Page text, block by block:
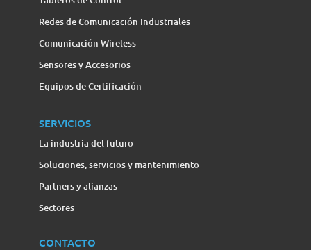
Redes de Comunicación Industriales
Comunicación Wireless
Sensores y Accesorios
Equipos de Certificación
SERVICIOS
La industria del futuro
Soluciones, servicios y mantenimiento
Partners y alianzas
Sectores
CONTACTO